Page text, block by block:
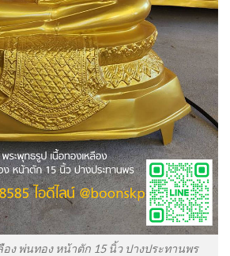
อง พ่นทอง หน้าตัก 15 นิ้ว ปางประทานพร